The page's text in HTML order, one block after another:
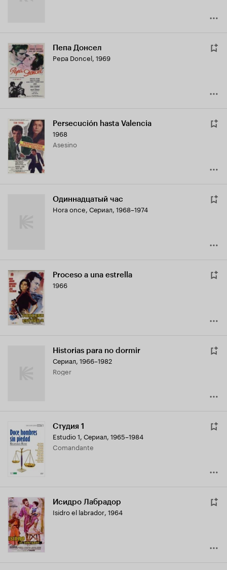
Пепа Донсел
Pepa Doncel, 1969
Persecución hasta Valencia
1968
Asesino
Одиннадцатый час
Hora once, Сериал, 1968–1974
Proceso a una estrella
1966
Historias para no dormir
Сериал, 1966–1982
Roger
Студия 1
Estudio 1, Сериал, 1965–1984
Comandante
Исидро Лабрадор
Isidro el labrador, 1964